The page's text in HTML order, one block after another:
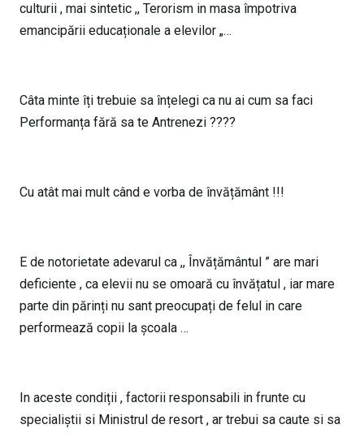
culturii , mai sintetic ,, Terorism in masa împotriva
emancipării educaționale a elevilor „…
Câta minte îți trebuie sa înțelegi ca nu ai cum sa faci
Performanța fără sa te Antrenezi ????
Cu atât mai mult când e vorba de învățământ !!!
E de notorietate adevarul ca ,, Învățământul ” are mari
deficiente , ca elevii nu se omoară cu învățatul , iar mare
parte din părinți nu sant preocupați de felul in care
performează copii la școala …
In aceste condiții , factorii responsabili in frunte cu
specialiștii si Ministrul de resort , ar trebui sa caute si sa